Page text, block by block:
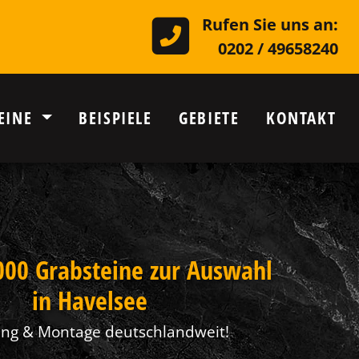
Rufen Sie uns an:
0202 / 49658240
BEISPIELE GEBIETE KONTAKT